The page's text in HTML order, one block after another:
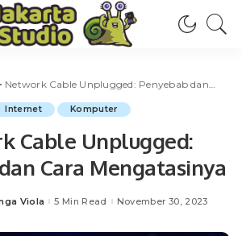
Network Cable Unplugged: Penyebab dan Cara Mengatasinya
Internet Komputer
Cable Unplugged:
Cara Mengatasinya
Viola 5 Min Read November 30, 2023